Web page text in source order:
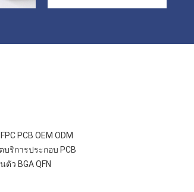
PCB OEM ODM
ริการประกอบ PCB
ว BGA QFN